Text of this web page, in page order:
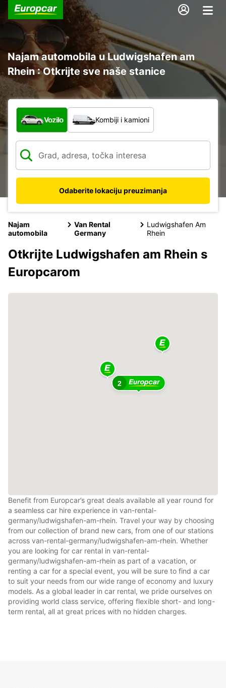
Najam automobila u Ludwigshafen am
Rhein : Otkrijte sve naše stanice
Koja vrsta vozila?
Vozilo Kombiji i kamioni
Odaberite lokaciju preuzimanja
Najam
automobila
Van Rental
Germany
Ludwigshafen Am
Rhein
Otkrijte Ludwigshafen am Rhein s
Europcarom
2
Benefit from Europcar’s great deals available all year round for
a seamless car hire experience in van-rental-
germany/ludwigshafen-am-rhein. Travel your way by choosing
from our collection of brand new cars, from one of our stations
across van-rental-germany/ludwigshafen-am-rhein. Whether
you are looking for car rental in van-rental-
germany/ludwigshafen-am-rhein as part of a vacation, or
renting a car for a special event, you will be sure to find a car
to suit your needs from our wide range of economy and luxury
models. As a global leader in car rental, we pride ourselves on
providing world class service, offering flexible short- and long-
term rental, all at great prices with no hidden charges.